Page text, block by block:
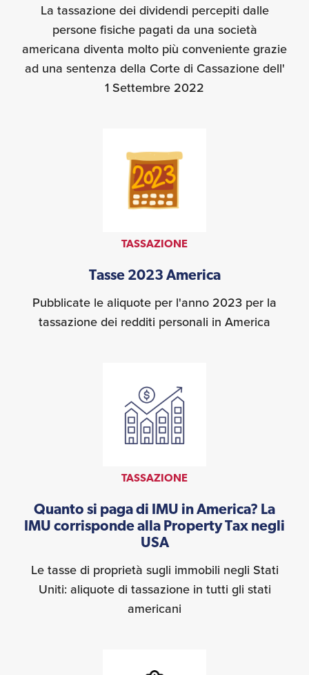
La tassazione dei dividendi percepiti dalle
persone fisiche pagati da una società
americana diventa molto più conveniente grazie
ad una sentenza della Corte di Cassazione dell'
1 Settembre 2022
TASSAZIONE
Tasse 2023 America
Pubblicate le aliquote per l'anno 2023 per la
tassazione dei redditi personali in America
TASSAZIONE
Quanto si paga di IMU in America? La
IMU corrisponde alla Property Tax negli
USA
Le tasse di proprietà sugli immobili negli Stati
Uniti: aliquote di tassazione in tutti gli stati
americani